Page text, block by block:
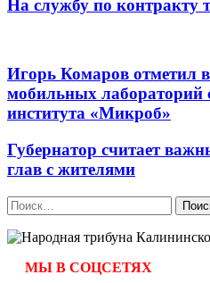
На службу по контракту
Игорь Комаров отметил
мобильных лабораторий
института «Микроб»
Губернатор считает
глав с жителями
Найти:
МЫ В СОЦСЕТЯХ